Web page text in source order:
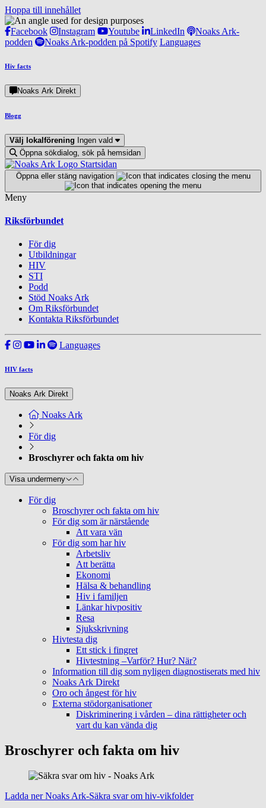
Hoppa till innehållet
Facebook Instagram Youtube LinkedIn
Noaks Ark-
podden
Noaks Ark-podden på Spotify Languages
Hiv facts
Noaks Ark Direkt
Blogg
Välj lokalförening Ingen vald
Öppna sökdialog, sök på hemsidan
Startsidan
Öppna eller stäng navigation
Meny
Riksförbundet
För dig
Utbildningar
HIV
STI
Podd
Stöd Noaks Ark
Om Riksförbundet
Kontakta Riksförbundet
Languages
HIV facts
Noaks Ark Direkt
Noaks Ark
För dig
Broschyrer och fakta om hiv
Visa undermeny
För dig
Broschyrer och fakta om hiv
För dig som är närstående
Att vara vän
För dig som har hiv
Arbetsliv
Att berätta
Ekonomi
Hälsa & behandling
Hiv i familjen
Länkar hivpositiv
Resa
Sjukskrivning
Hivtesta dig
Ett stick i fingret
Hivtestning –Varför? Hur? När?
Information till dig som nyligen diagnostiserats med hiv
Noaks Ark Direkt
Oro och ångest för hiv
Externa stödorganisationer
Diskriminering i vården – dina rättigheter och
vart du kan vända dig
Broschyrer och fakta om hiv
Ladda ner Noaks Ark-Säkra svar om hiv-vikfolder